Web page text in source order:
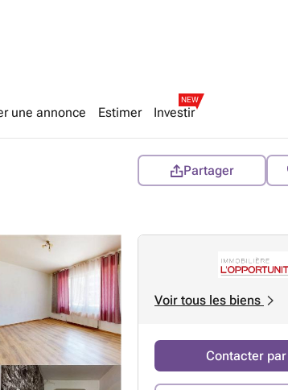
une annonce Estimer Investir
NEW
Partager
Voir tous les biens
Contacter